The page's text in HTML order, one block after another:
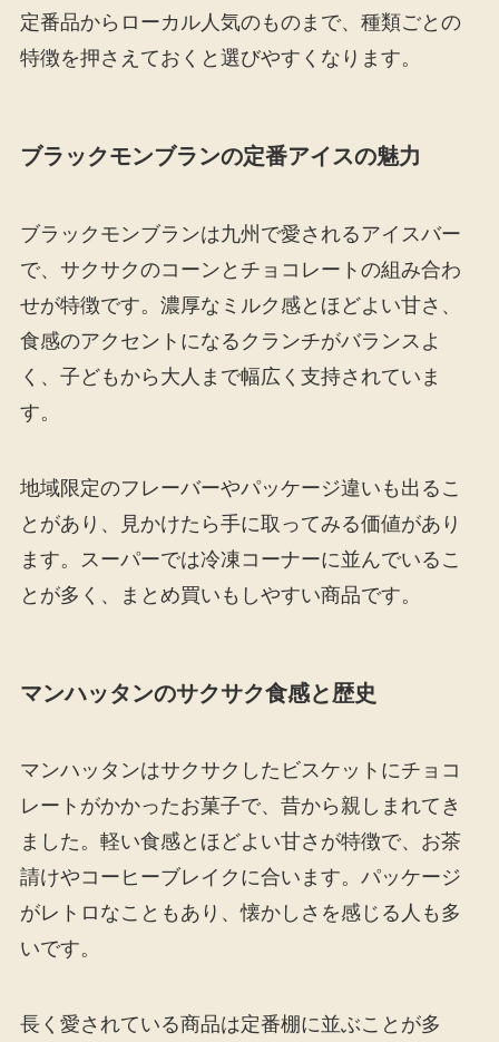
定番品からローカル人気のものまで、種類ごとの
特徴を押さえておくと選びやすくなります。
ブラックモンブランの定番アイスの魅力
ブラックモンブランは九州で愛されるアイスバー
で、サクサクのコーンとチョコレートの組み合わ
せが特徴です。濃厚なミルク感とほどよい甘さ、
食感のアクセントになるクランチがバランスよ
く、子どもから大人まで幅広く支持されていま
す。
地域限定のフレーバーやパッケージ違いも出るこ
とがあり、見かけたら手に取ってみる価値があり
ます。スーパーでは冷凍コーナーに並んでいるこ
とが多く、まとめ買いもしやすい商品です。
マンハッタンのサクサク食感と歴史
マンハッタンはサクサクしたビスケットにチョコ
レートがかかったお菓子で、昔から親しまれてき
ました。軽い食感とほどよい甘さが特徴で、お茶
請けやコーヒーブレイクに合います。パッケージ
がレトロなこともあり、懐かしさを感じる人も多
いです。
長く愛されている商品は定番棚に並ぶことが多